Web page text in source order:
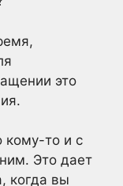
это
кому-то и с
Это дает
когда вы